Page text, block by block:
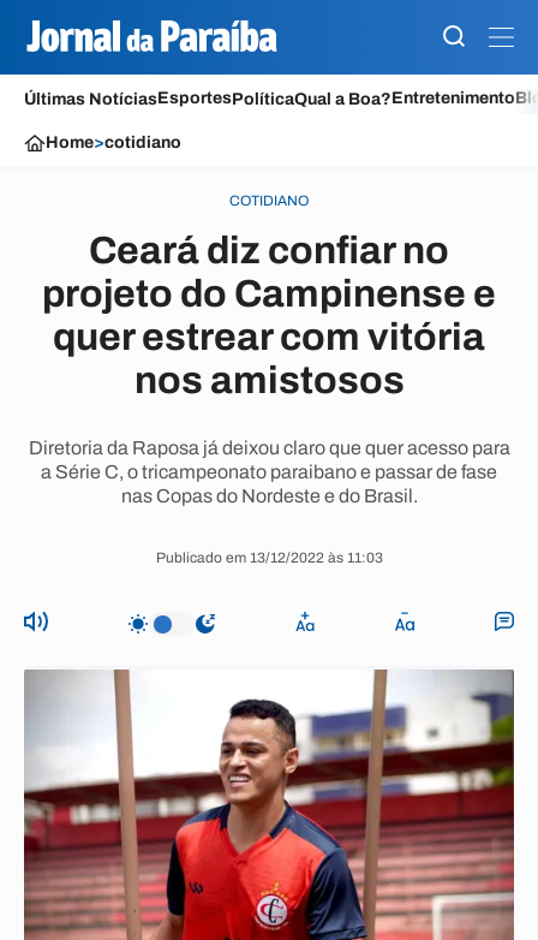
Últimas NotíciasEsportesPolíticaQual a Boa?Entretenimento
Home>cotidiano
COTIDIANO
Ceará diz confiar no
projeto do Campinense e
quer estrear com vitória
nos amistosos
Diretoria da Raposa já deixou claro que quer acesso para
a Série C, o tricampeonato paraibano e passar de fase
nas Copas do Nordeste e do Brasil.
Publicado em 13/12/2022 às 11:03